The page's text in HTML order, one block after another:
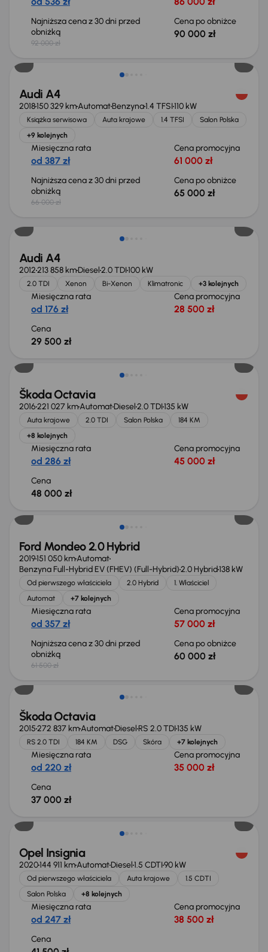
Najniższa cena z 30 dni przed
obniżką
92 000 zł
Cena po obniżce
90 000 zł
Taniej o 1 000 zł
Audi A4
2018150 329 kmAutomatBenzyna1.4 TFSI110 kW
Książka serwisowa Auta krajowe 1.4 TFSI
Salon Polska
+9 kolejnych
Miesięczna rata
od 387 zł
Cena promocyjna
61 000 zł
Najniższa cena z 30 dni przed
obniżką
66 000 zł
Cena po obniżce
65 000 zł
Audi A4
2012213 858 kmDiesel2.0 TDI100 kW
2.0 TDI Xenon Bi-Xenon Klimatronic +3 kolejnych
Miesięczna rata
od 176 zł
Cena promocyjna
28 500 zł
Cena
29 500 zł
Škoda Octavia
2016221 027 kmAutomatDiesel2.0 TDI135 kW
Auta krajowe 2.0 TDI Salon Polska
184 KM
+8 kolejnych
Miesięczna rata
od 286 zł
Cena promocyjna
45 000 zł
Cena
48 000 zł
Taniej o 1 500 zł
Ford Mondeo 2.0 Hybrid
2019151 050 kmAutomat
Benzyna Full-Hybrid EV (FHEV) (Full-Hybrid)2.0 Hybrid138 kW
Od pierwszego właściciela 2.0 Hybrid
1. Właściciel
Automat
+7 kolejnych
Miesięczna rata
od 357 zł
Cena promocyjna
57 000 zł
Najniższa cena z 30 dni przed
obniżką
61 500 zł
Cena po obniżce
60 000 zł
Škoda Octavia
2015272 837 kmAutomatDiesel RS 2.0 TDI135 kW
RS 2.0 TDI 184 KM DSG Skóra +7 kolejnych
Miesięczna rata
od 220 zł
Cena promocyjna
35 000 zł
Cena
37 000 zł
Opel Insignia
2020144 911 kmAutomatDiesel1.5 CDTI90 kW
Od pierwszego właściciela Auta krajowe
1.5 CDTI
Salon Polska
+8 kolejnych
Miesięczna rata
od 247 zł
Cena promocyjna
38 500 zł
Cena